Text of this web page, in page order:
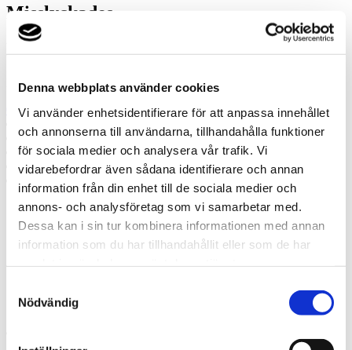
Denna webbplats använder cookies
Vi använder enhetsidentifierare för att anpassa innehållet
och annonserna till användarna, tillhandahålla funktioner
för sociala medier och analysera vår trafik. Vi
vidarebefordrar även sådana identifierare och annan
information från din enhet till de sociala medier och
annons- och analysföretag som vi samarbetar med.
Dessa kan i sin tur kombinera informationen med annan
information som du har tillhandahållit eller som de har
Nödvändig
Misslyckades
Ring oss
Ring oss om du har några frågor!
070-410 43 08
Begär offert
Kontakta mig
Boka hembesök
Prata med en expert
Kontakta mig
Boka hembesök